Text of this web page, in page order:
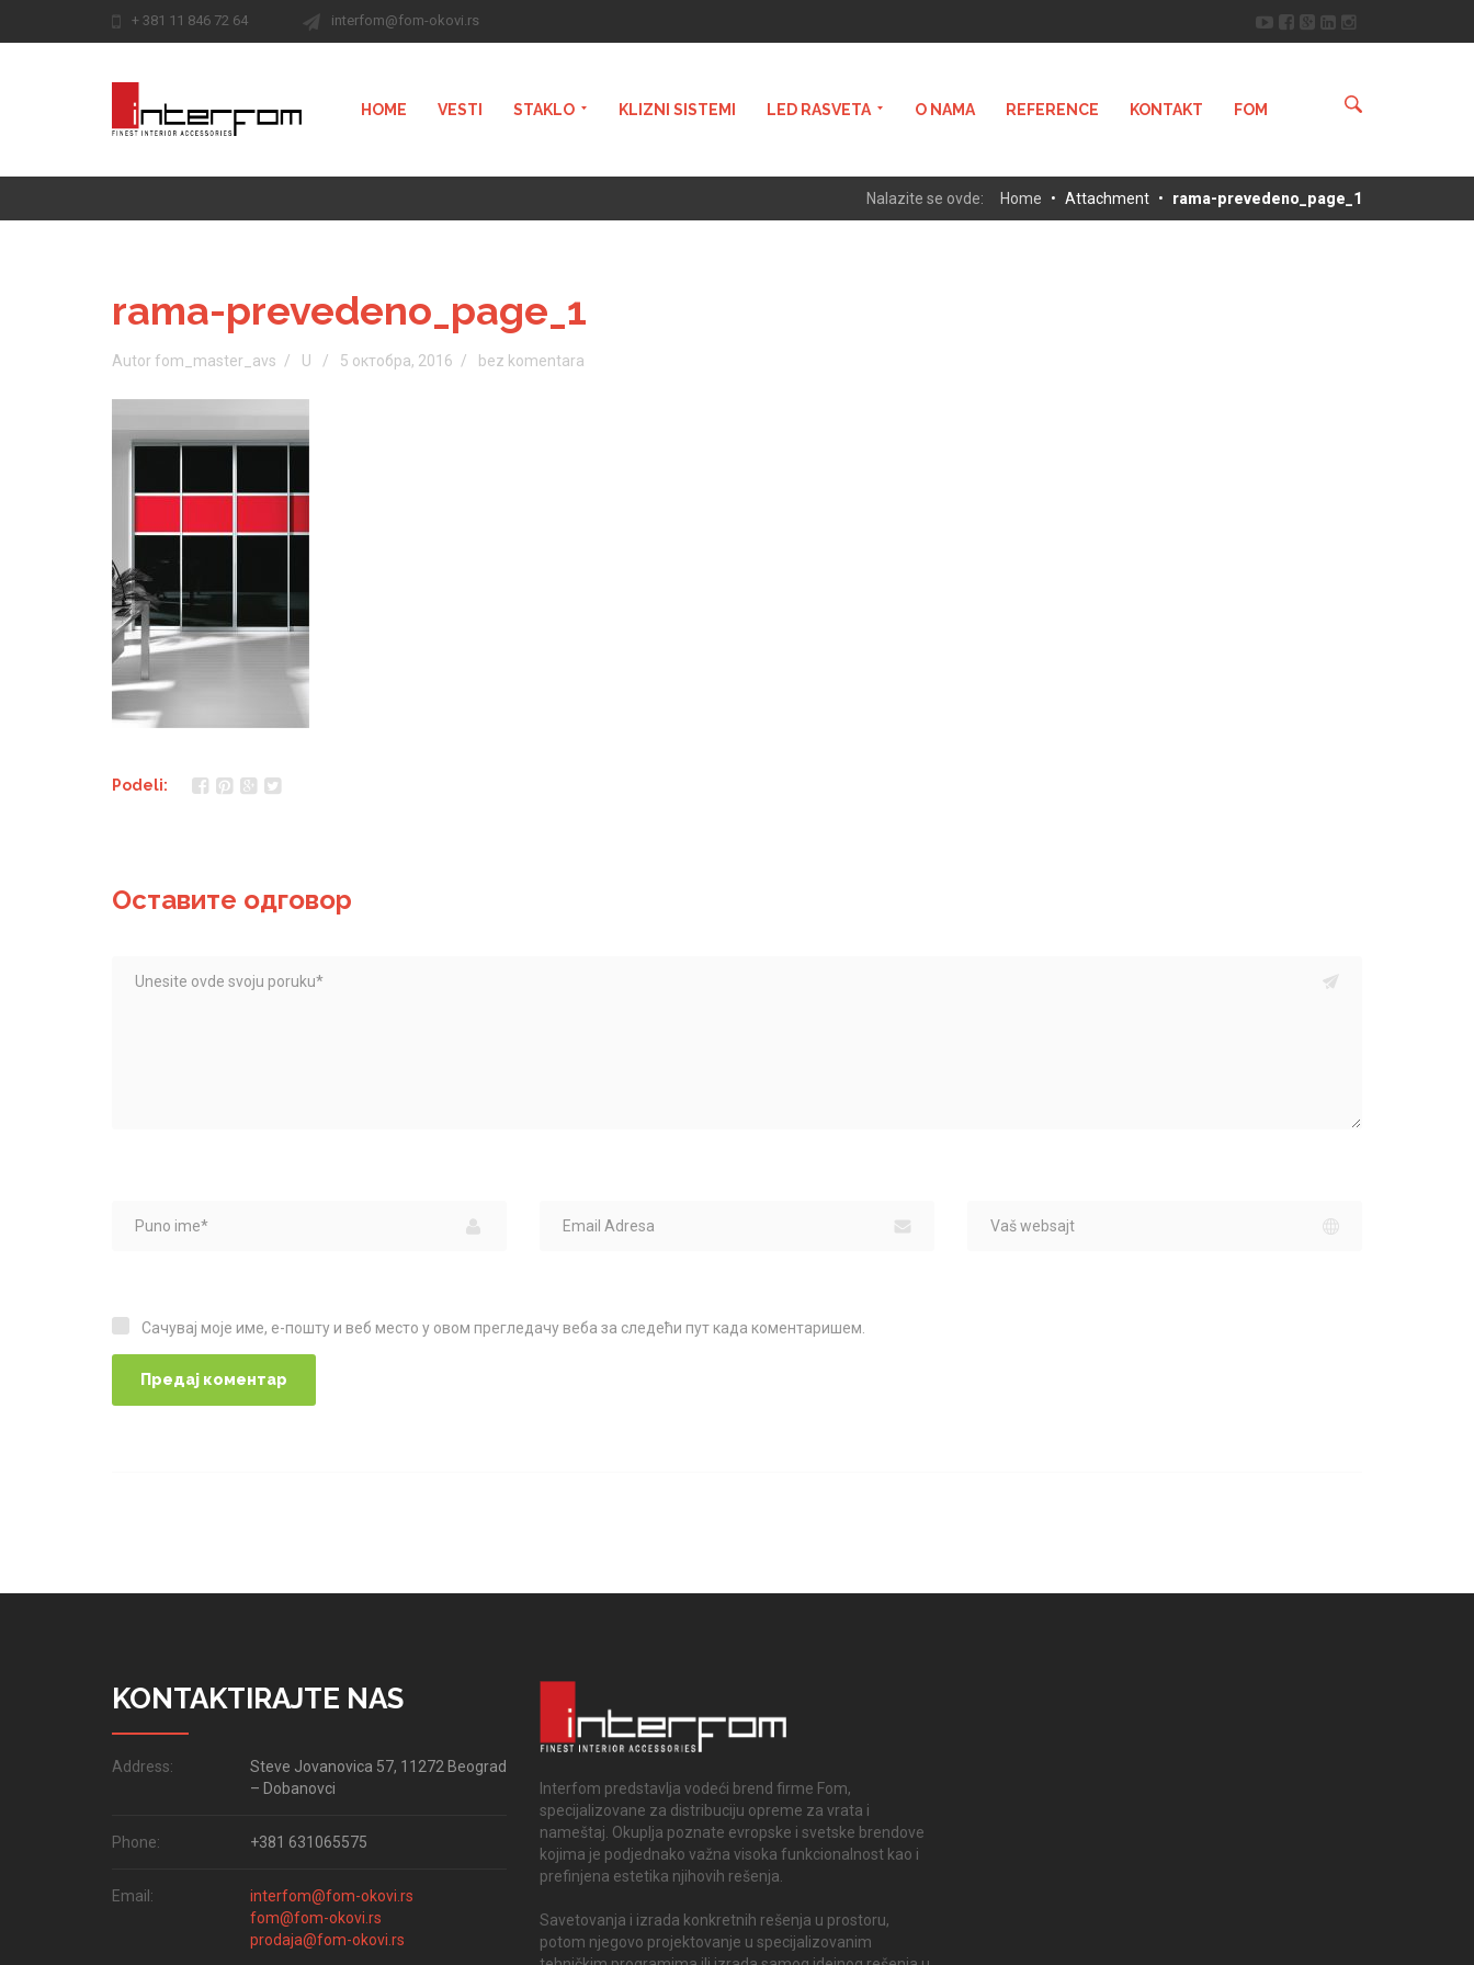
+ 381 11 846 72 64 interfom@fom-okovi.rs
HOME VESTI STAKLO KLIZNI SISTEMI LED RASVETA O NAMA REFERENCE KONTAKT FOM
Nalazite se ovde: Home • Attachment • rama-prevedeno_page_1
rama-prevedeno_page_1
Autor fom_master_avs U 5 октобра, 2016 bez komentara
Podeli:
Оставите одговор
Сачувај моје име, е-пошту и веб место у овом прегледачу веба за следећи пут када коментаришем.
Сачувај моје име, е-пошту и веб место у овом прегледачу веба за следећи пут када коментаришем.
KONTAKTIRAJTE NAS
Address:
Steve Jovanovica 57, 11272 Beograd
– Dobanovci
Phone: +381 631065575
Email:
interfom@fom-okovi.rs
fom@fom-okovi.rs
prodaja@fom-okovi.rs
Interfom predstavlja vodeći brend firme Fom,
specijalizovane za distribuciju opreme za vrata i
nameštaj. Okuplja poznate evropske i svetske brendove
kojima je podjednako važna visoka funkcionalnost kao i
prefinjena estetika njihovih rešenja.
Savetovanja i izrada konkretnih rešenja u prostoru,
potom njegovo projektovanje u specijalizovanim